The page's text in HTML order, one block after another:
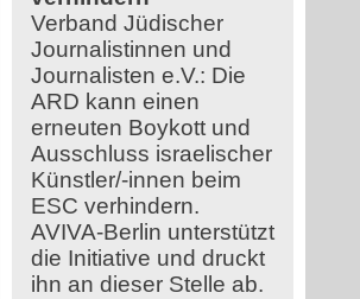
Verband Jüdischer
Journalistinnen und
Journalisten e.V.: Die
ARD kann einen
erneuten Boykott und
Ausschluss israelischer
Künstler/-innen beim
ESC verhindern.
AVIVA-Berlin unterstützt
die Initiative und druckt
ihn an dieser Stelle ab.